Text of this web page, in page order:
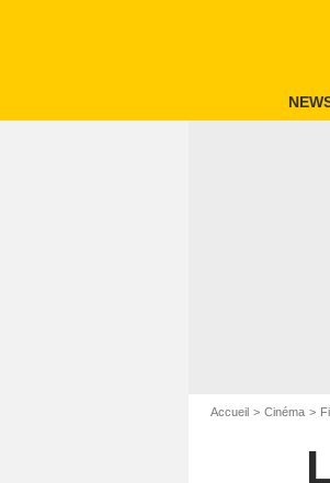
Accueil Cinéma